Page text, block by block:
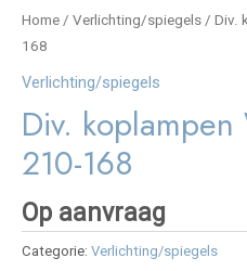
Home / Verlichting/spiegels / Div.
168
Verlichting/spiegels
Div.
210-168
Op aanvraag
Categorie: Verlichting/spiegels